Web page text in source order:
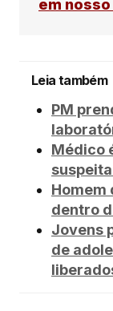
em
Leia também
PM
Médico
Homem
dentro
Jovens
de